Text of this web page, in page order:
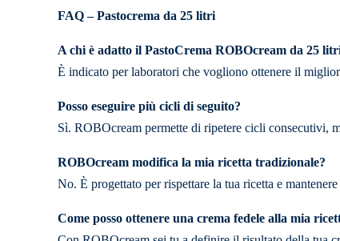
FAQ – Pastocrema da 25 litri
A chi è adatto il PastoCrema ROBOcream da 25
È indicato per laboratori che vogliono ottenere il
Posso eseguire più cicli di seguito?
Sì. ROBOcream permette di ripetere cicli consecutivi,
ROBOcream modifica la mia ricetta tradizionale?
No. È progettato per rispettare la tua ricetta e
Come posso ottenere una crema fedele alla mia